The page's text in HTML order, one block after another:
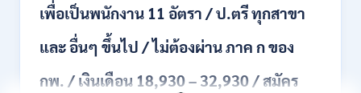
เดือน
/
13
เพื่อเป็นพนักงาน 11 อัตรา / ป.ตรี ทุกสาขา
และ อื่นๆ ขึ้นไป / ไม่ต้องผ่าน ภาค ก ของ
กพ. / เงินเดือน 18,930 – 32,930 / สมัคร